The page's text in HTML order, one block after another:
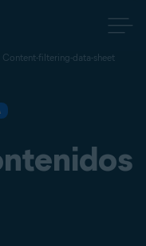
Content-filtering-data-sheet